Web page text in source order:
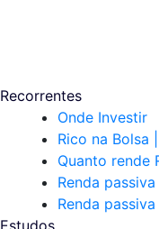
Recorrentes
Onde Investir
Rico na Bolsa
Quanto rende
Renda
Renda
Estudos